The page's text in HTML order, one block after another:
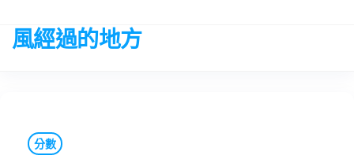
the
風經過的地方
分數